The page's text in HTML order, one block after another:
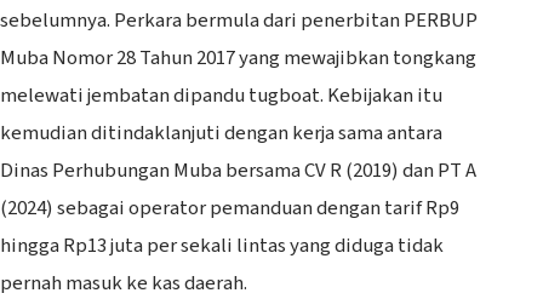
sebelumnya. Perkara bermula dari penerbitan PERBUP
Muba Nomor 28 Tahun 2017 yang mewajibkan tongkang
melewati jembatan dipandu tugboat. Kebijakan itu
kemudian ditindaklanjuti dengan kerja sama antara
Dinas Perhubungan Muba bersama CV R (2019) dan PT A
(2024) sebagai operator pemanduan dengan tarif Rp9
hingga Rp13 juta per sekali lintas yang diduga tidak
pernah masuk ke kas daerah.